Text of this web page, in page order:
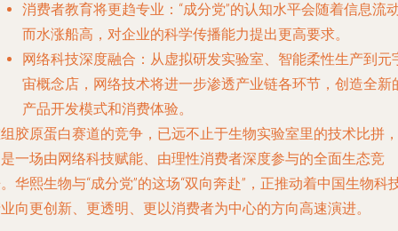
消费者教育将更趋专业 ：“成分党”的认知水平会随着信息流
而水涨船高，对企业的科学传播能力提出更高要求。
网络科技深度融合 ：从虚拟研发实验室、智能柔性生产到元
宙概念店，网络技术将进一步渗透产业链各环节，创造全新
产品开发模式和消费体验。
胶原蛋白赛道的竞争，已远不止于生物实验室里的技术比拼，
一场由网络科技赋能、由理性消费者深度参与的全面生态竞
华熙生物与“成分党”的这场“双向奔赴”，正推动着中国生物科
向更创新、更透明、更以消费者为中心的方向高速演进。